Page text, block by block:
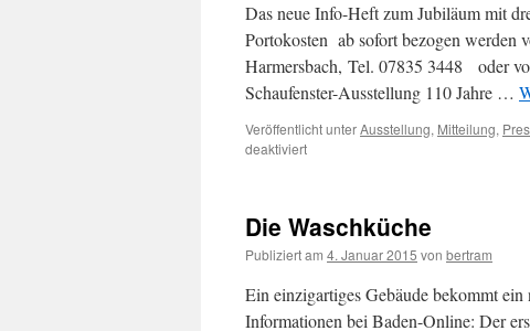
Das neue Info-Heft zum Jubiläum mit
Portokosten ab sofort bezogen werden
Harmersbach, Tel. 07835 3448 oder
Schaufenster-Ausstellung 110 Jahre …
Veröffentlicht unterAusstellung, Mitteilung,
deaktiviertfür
Jahre
Harmersbachtalbahn“
Die Waschküche
Publiziert am 4. Januar 2015 von bertram
Ein einzigartiges Gebäude bekommt
Informationen bei Baden-Online: Der